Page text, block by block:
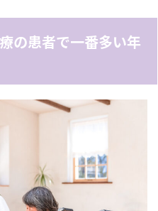
の患者で一番多い年